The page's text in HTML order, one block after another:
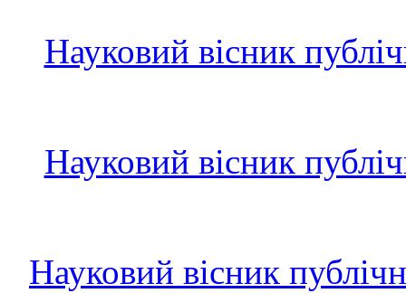
Науковий вісник
Науковий вісник
Науковий вісник